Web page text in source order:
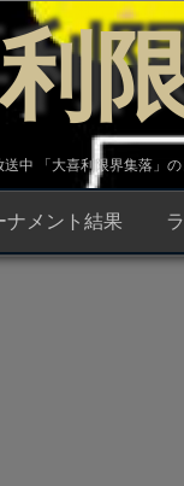
中 「大喜利限界集落」
ナメント結果